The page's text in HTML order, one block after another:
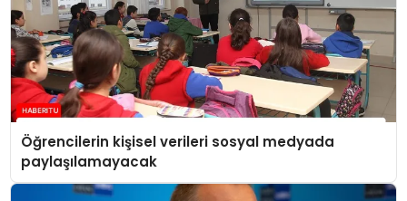
Öğrencilerin kişisel verileri sosyal medyada
paylaşılamayacak